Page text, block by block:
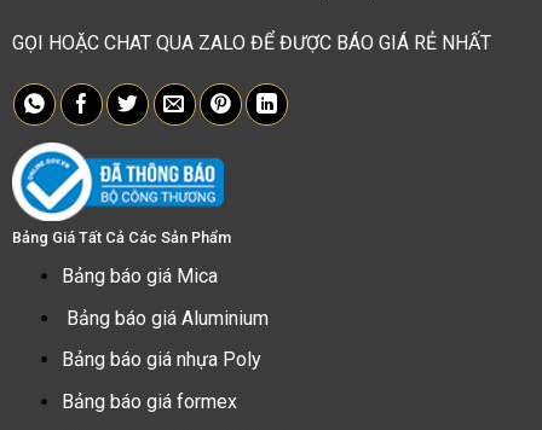
GỌI HOẶC CHAT QUA ZALO ĐỂ ĐƯỢC BÁO GIÁ RẺ NHẤT
Bảng Giá Tất Cả Các Sản Phẩm
Bảng báo giá Mica
Bảng báo giá Aluminium
Bảng báo giá nhựa Poly
Bảng báo giá formex